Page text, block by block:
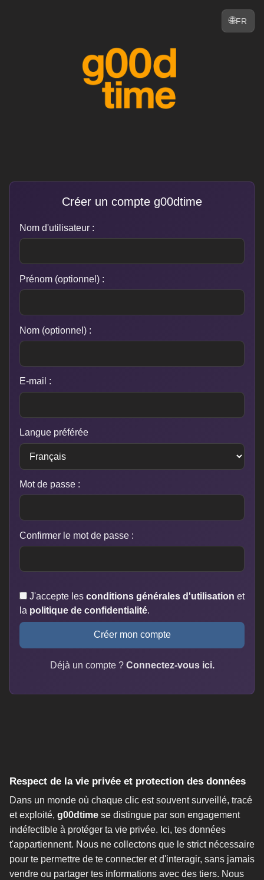
FR
Créer un compte g00dtime
Nom d'utilisateur :
Prénom (optionnel) :
Nom (optionnel) :
E-mail :
Langue préférée
Mot de passe :
Confirmer le mot de passe :
J'accepte les conditions générales d'utilisation et
la politique de confidentialité.
Créer mon compte
Déjà un compte ? Connectez-vous ici.
Respect de la vie privée et protection des données
Dans un monde où chaque clic est souvent surveillé, tracé
et exploité, g00dtime se distingue par son engagement
indéfectible à protéger ta vie privée. Ici, tes données
t'appartiennent. Nous ne collectons que le strict nécessaire
pour te permettre de te connecter et d'interagir, sans jamais
vendre ou partager tes informations avec des tiers. Nous